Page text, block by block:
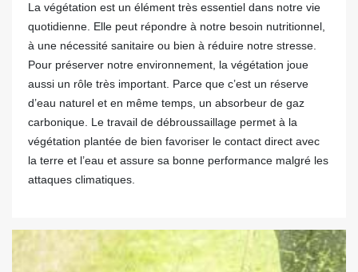
La végétation est un élément très essentiel dans notre vie
quotidienne. Elle peut répondre à notre besoin nutritionnel,
à une nécessité sanitaire ou bien à réduire notre stresse.
Pour préserver notre environnement, la végétation joue
aussi un rôle très important. Parce que c’est un réserve
d’eau naturel et en même temps, un absorbeur de gaz
carbonique. Le travail de débroussaillage permet à la
végétation plantée de bien favoriser le contact direct avec
la terre et l’eau et assure sa bonne performance malgré les
attaques climatiques.